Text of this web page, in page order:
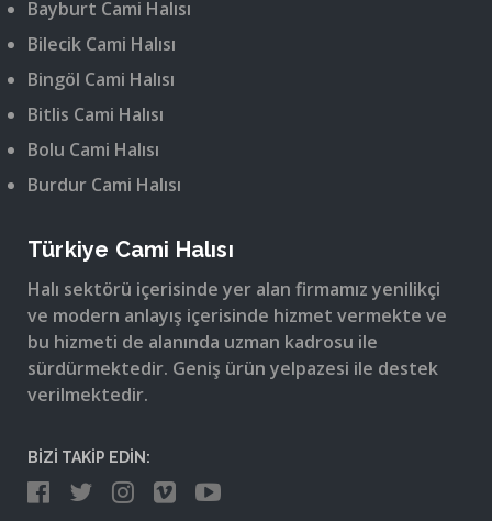
Bayburt Cami Halısı
Bilecik Cami Halısı
Bingöl Cami Halısı
Bitlis Cami Halısı
Bolu Cami Halısı
Burdur Cami Halısı
Türkiye Cami Halısı
Halı sektörü içerisinde yer alan firmamız yenilikçi
ve modern anlayış içerisinde hizmet vermekte ve
bu hizmeti de alanında uzman kadrosu ile
sürdürmektedir. Geniş ürün yelpazesi ile destek
verilmektedir.
BİZİ TAKİP EDİN: